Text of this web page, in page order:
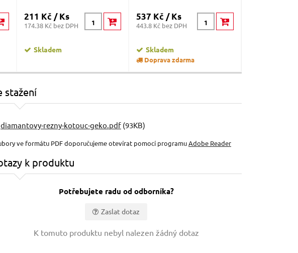
211 Kč / Ks
174.38 Kč bez DPH
Skladem
537 Kč / Ks
443.8 Kč bez DPH
Skladem
Doprava zdarma
stažení
diamantovy-rezny-kotouc-geko.pdf (93KB)
ve formátu PDF doporučujeme otevírat pomocí programuAdobe Reader
k produktu
Potřebujete radu od odborníka?
Zaslat dotaz
K tomuto produktu nebyl nalezen žádný dotaz